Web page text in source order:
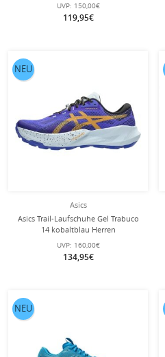
UVP: 150,00€
119,95€
Asics
Asics Trail-Laufschuhe Gel Trabuco
14 kobaltblau Herren
UVP: 160,00€
134,95€
NEU
NEU